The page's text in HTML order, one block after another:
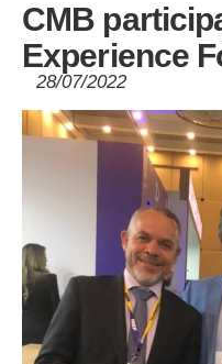
CMB
Experience
28/07/2022